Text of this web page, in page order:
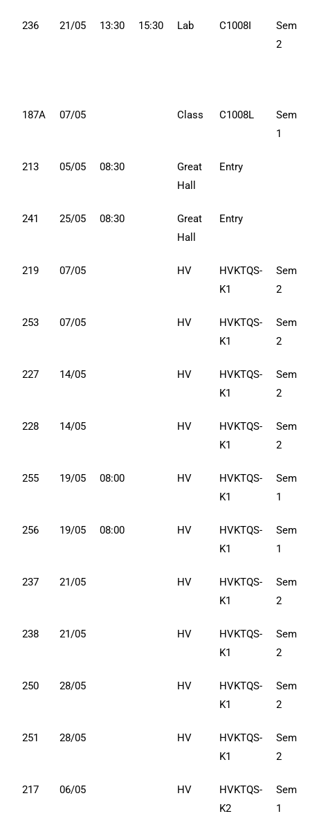
236 21/05 13:30 15:30 Lab C1008I
Sem
2
187A 07/05 Class C1008L
Sem
1
213 05/05 08:30
Great
Hall
Entry
241 25/05 08:30
Great
Hall
Entry
219 07/05 HV
HVKTQS-
K1
Sem
2
253 07/05 HV
HVKTQS-
K1
Sem
2
227 14/05 HV
HVKTQS-
K1
Sem
2
228 14/05 HV
HVKTQS-
K1
Sem
2
255 19/05 08:00 HV
HVKTQS-
K1
Sem
1
256 19/05 08:00 HV
HVKTQS-
K1
Sem
1
237 21/05 HV
HVKTQS-
K1
Sem
2
238 21/05 HV
HVKTQS-
K1
Sem
2
250 28/05 HV
HVKTQS-
K1
Sem
2
251 28/05 HV
HVKTQS-
K1
Sem
2
217 06/05 HV
HVKTQS-
K2
Sem
1